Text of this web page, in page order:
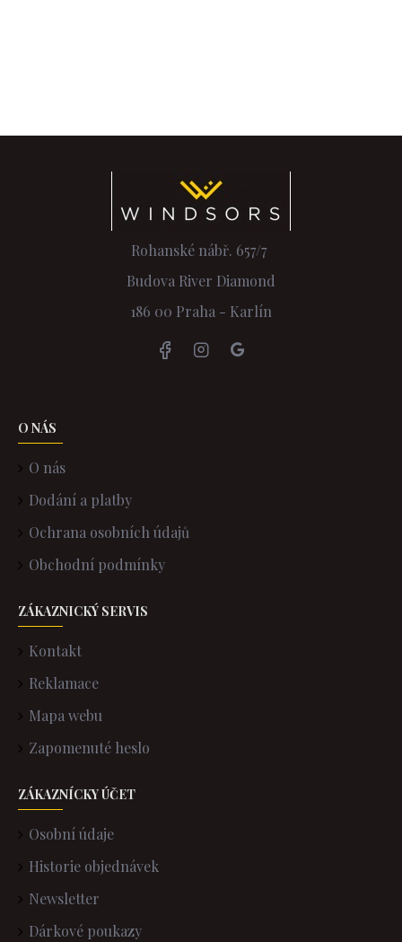
Rohanské nábř. 657/7
Budova River Diamond
186 00 Praha - Karlín
O NÁS
O nás
Dodání a platby
Ochrana osobních údajů
Obchodní podmínky
ZÁKAZNICKÝ SERVIS
Kontakt
Reklamace
Mapa webu
Zapomenuté heslo
ZÁKAZNÍCKY ÚČET
Osobní údaje
Historie objednávek
Newsletter
Dárkové poukazy